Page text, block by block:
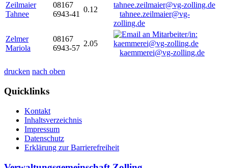
Zeilmaier
Tahnee
08167
6943-41
0.12
tahnee.zeilmaier@vg-
zolling.de
Zelmer
Mariola
08167
6943-57
2.05
kaemmerei@vg-zolling.de
drucken nach oben
Quicklinks
Kontakt
Inhaltsverzeichnis
Impressum
Datenschutz
Erklärung zur Barrierefreiheit